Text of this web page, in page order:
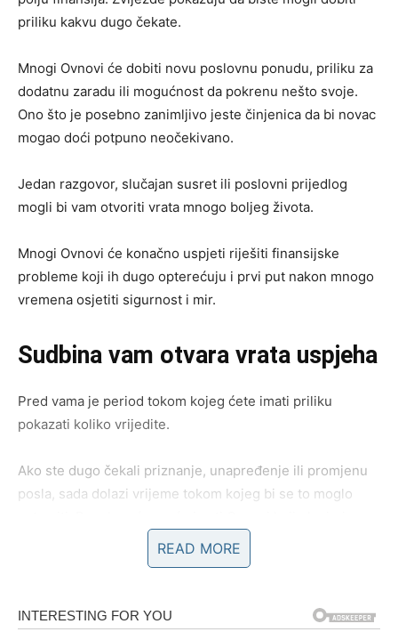
priliku kakvu dugo čekate.
Mnogi Ovnovi će dobiti novu poslovnu ponudu, priliku za
dodatnu zaradu ili mogućnost da pokrenu nešto svoje.
Ono što je posebno zanimljivo jeste činjenica da bi novac
mogao doći potpuno neočekivano.
Jedan razgovor, slučajan susret ili poslovni prijedlog
mogli bi vam otvoriti vrata mnogo boljeg života.
Mnogi Ovnovi će konačno uspjeti riješiti finansijske
probleme koji ih dugo opterećuju i prvi put nakon mnogo
vremena osjetiti sigurnost i mir.
Sudbina vam otvara vrata uspjeha
Pred vama je period tokom kojeg ćete imati priliku
pokazati koliko vrijedite.
Ako ste dugo čekali priznanje, unapređenje ili promjenu
posla, sada dolazi vrijeme tokom kojeg bi se to moglo
pokrenuti novi posao ili već duže vrijeme razmišljaju o
Zvijezde vam poručuju da ne sumnjate u sebe jer sada
READ MORE